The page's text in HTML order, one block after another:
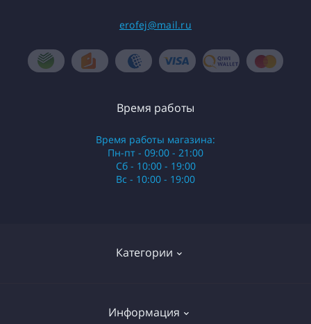
erofej@mail.ru
Категории
Информация
Время работы
Время работы магазина:
Пн-пт - 09:00 - 21:00
Сб - 10:00 - 19:00
Вс - 10:00 - 19:00